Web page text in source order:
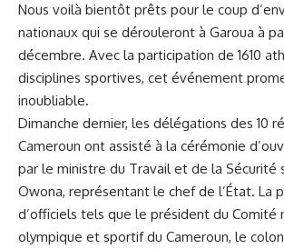
Nous voilà bientôt prêts pour le coup
nationaux qui se dérouleront à Garoua à
décembre. Avec la participation de 1610
disciplines sportives, cet événement
inoubliable.
Dimanche dernier, les⁤ délégations des‍ 10
Cameroun ont assisté à la cérémonie⁤
par le ministre du Travail et de la Sécurité
Owona, représentant le chef de l’État. La
d’officiels tels que le président du Comité
olympique et sportif du Cameroun, le